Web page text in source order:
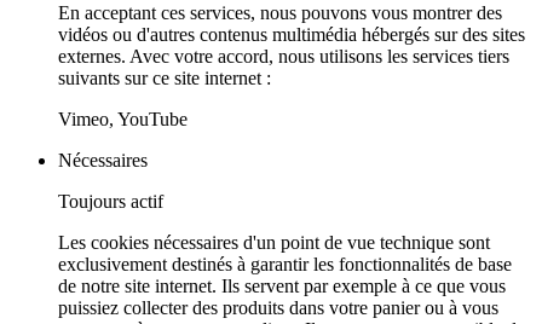
En acceptant ces services, nous pouvons vous montrer des
vidéos ou d'autres contenus multimédia hébergés sur des sites
externes. Avec votre accord, nous utilisons les services tiers
suivants sur ce site internet :
Vimeo, YouTube
Nécessaires
Toujours actif
Les cookies nécessaires d'un point de vue technique sont
exclusivement destinés à garantir les fonctionnalités de base
de notre site internet. Ils servent par exemple à ce que vous
puissiez collecter des produits dans votre panier ou à vous